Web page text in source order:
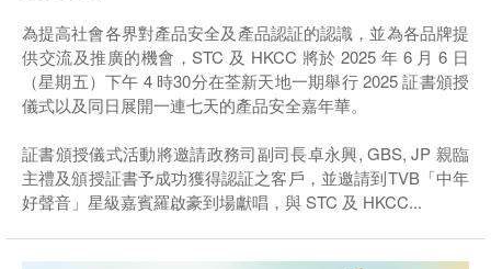
為提高社會各界對產品安全及產品認証的認識，並為各品牌提
供交流及推廣的機會，STC 及 HKCC 將於 2025 年 6 月 6 日
（星期五）下午 4 時30分在荃新天地一期舉行 2025 証書頒授
儀式以及同日展開一連七天的產品安全嘉年華。
証書頒授儀式活動將邀請政務司副司長卓永興, GBS, JP 親臨
主禮及頒授証書予成功獲得認証之客戶，並邀請到TVB「中年
好聲音」星級嘉賓羅啟豪到場獻唱，與 STC 及 HKCC...